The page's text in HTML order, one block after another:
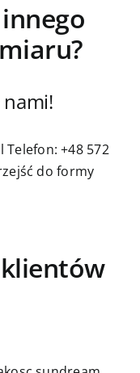
Telefon: +48 572
do formy